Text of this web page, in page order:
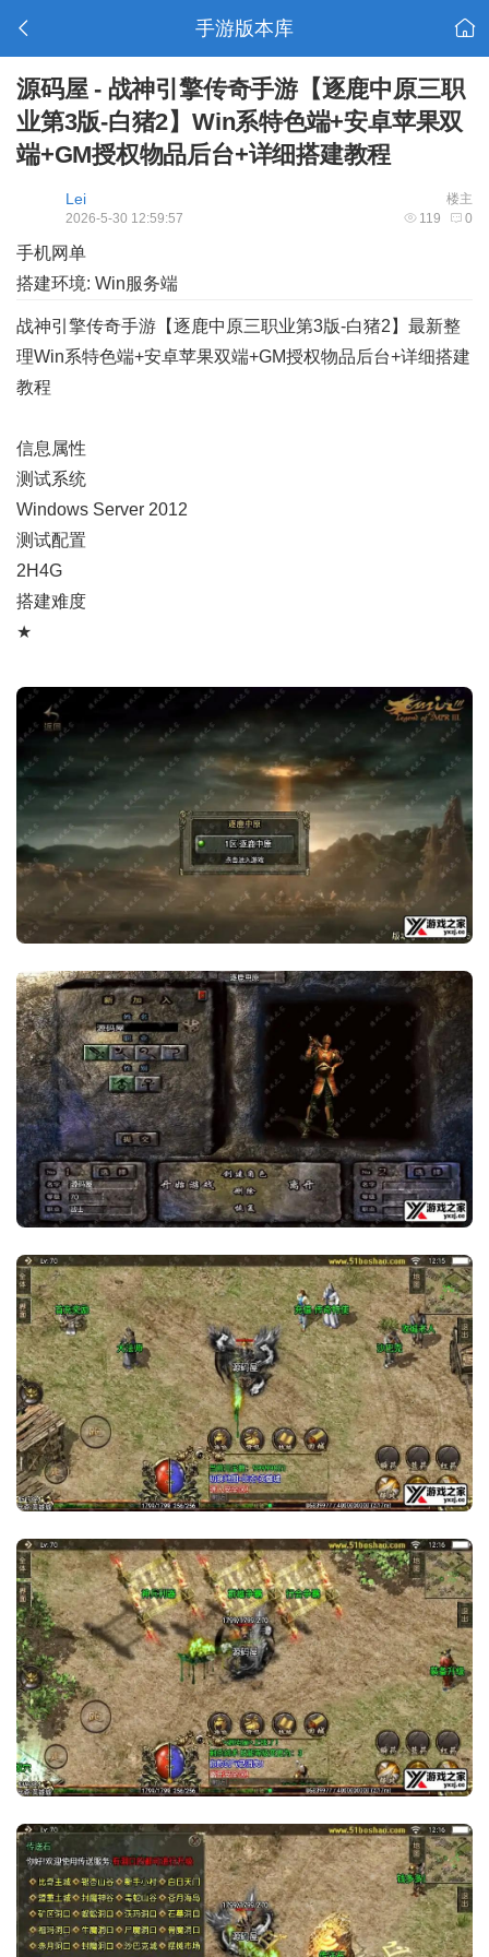
手游版本库
源码屋 - 战神引擎传奇手游【逐鹿中原三职
业第3版-白猪2】Win系特色端+安卓苹果双
端+GM授权物品后台+详细搭建教程
楼主
Lei
119 0
2026-5-30 12:59:57
手机网单
搭建环境: Win服务端
战神引擎传奇手游【逐鹿中原三职业第3版-白猪2】最新整
理Win系特色端+安卓苹果双端+GM授权物品后台+详细搭建
教程
信息属性
测试系统
Windows Server 2012
测试配置
2H4G
搭建难度
★